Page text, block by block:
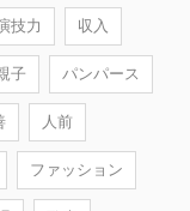
技力 収入
子 パンパース
人前
ファッション